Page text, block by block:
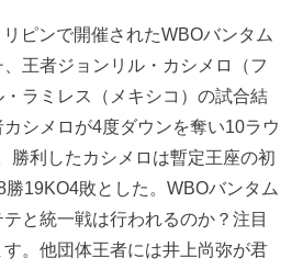
ピンで開催されたWBOバンタム
王者ジョンリル・カシメロ（フ
ラミレス（メキシコ）の試合結
シメロが4度ダウンを奪い10ラウ
勝利したカシメロは暫定王座の初
19KO4敗とした。WBOバンタム
と統一戦は行われるのか？注目
。他団体王者には井上尚弥が君